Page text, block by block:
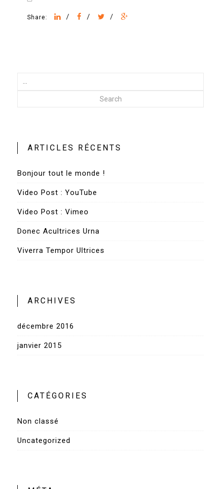
Share: / / /
Search
ARTICLES RÉCENTS
Bonjour tout le monde !
Video Post : YouTube
Video Post : Vimeo
Donec Acultrices Urna
Viverra Tempor Ultrices
ARCHIVES
décembre 2016
janvier 2015
CATÉGORIES
Non classé
Uncategorized